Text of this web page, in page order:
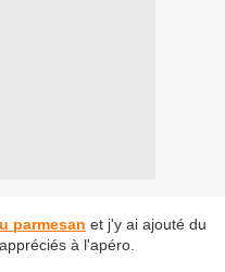
parmesan et j'y ai ajouté du
à l'apéro.